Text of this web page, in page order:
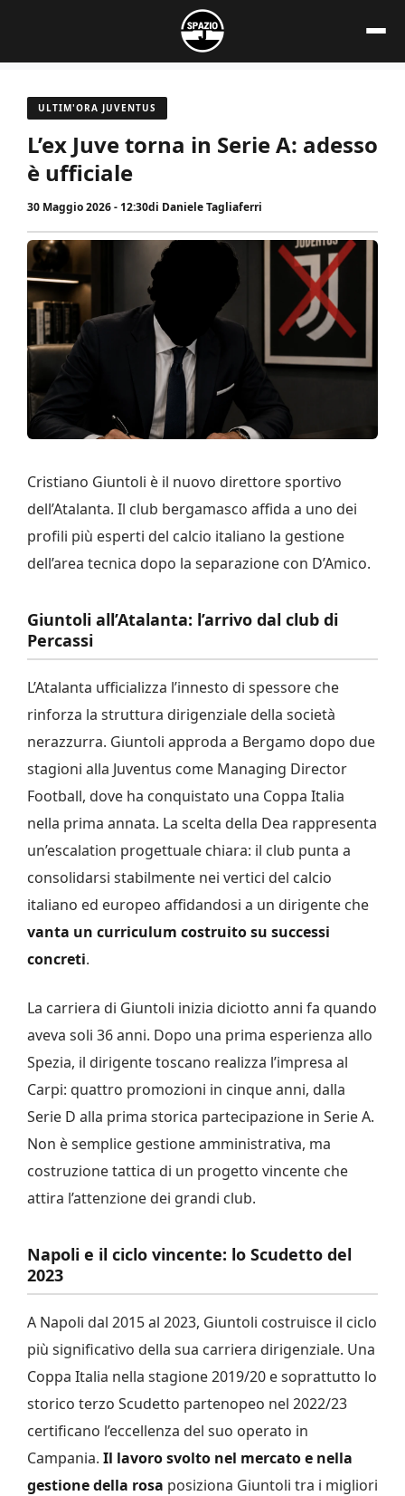
contenuto
ULTIM'ORA JUVENTUS
L’ex Juve torna in Serie A: adesso
è ufficiale
30 Maggio 2026 - 12:30di Daniele Tagliaferri
Cristiano Giuntoli è il nuovo direttore sportivo
dell’Atalanta. Il club bergamasco affida a uno dei
profili più esperti del calcio italiano la gestione
dell’area tecnica dopo la separazione con D’Amico.
Giuntoli all’Atalanta: l’arrivo dal club di
Percassi
L’Atalanta ufficializza l’innesto di spessore che
rinforza la struttura dirigenziale della società
nerazzurra. Giuntoli approda a Bergamo dopo due
stagioni alla Juventus come Managing Director
Football, dove ha conquistato una Coppa Italia
nella prima annata. La scelta della Dea rappresenta
un’escalation progettuale chiara: il club punta a
consolidarsi stabilmente nei vertici del calcio
italiano ed europeo affidandosi a un dirigente che
vanta un curriculum costruito su successi
concreti.
La carriera di Giuntoli inizia diciotto anni fa quando
aveva soli 36 anni. Dopo una prima esperienza allo
Spezia, il dirigente toscano realizza l’impresa al
Carpi: quattro promozioni in cinque anni, dalla
Serie D alla prima storica partecipazione in Serie A.
Non è semplice gestione amministrativa, ma
costruzione tattica di un progetto vincente che
attira l’attenzione dei grandi club.
Napoli e il ciclo vincente: lo Scudetto del
2023
A Napoli dal 2015 al 2023, Giuntoli costruisce il ciclo
più significativo della sua carriera dirigenziale. Una
Coppa Italia nella stagione 2019/20 e soprattutto lo
storico terzo Scudetto partenopeo nel 2022/23
certificano l’eccellenza del suo operato in
Campania. Il lavoro svolto nel mercato e nella
gestione della rosa posiziona Giuntoli tra i migliori